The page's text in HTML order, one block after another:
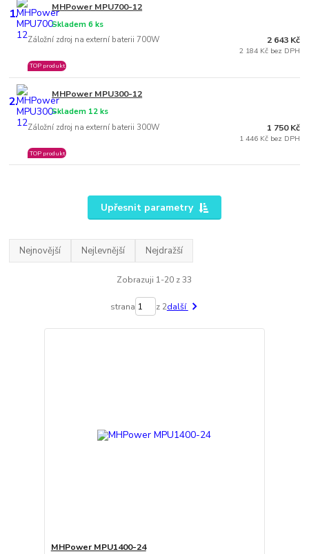
1. MHPower MPU700-12
Záložní zdroj na externí baterii 700W
Skladem 6 ks
TOP produkt
2 643 Kč
2 184 Kč bez DPH
2. MHPower MPU300-12
Záložní zdroj na externí baterii 300W
Skladem 12 ks
TOP produkt
1 750 Kč
1 446 Kč bez DPH
Upřesnit parametry
Nejnovější Nejlevnější Nejdražší
Zobrazuji 1-20 z 33
strana z 2další
MHPower MPU1400-24